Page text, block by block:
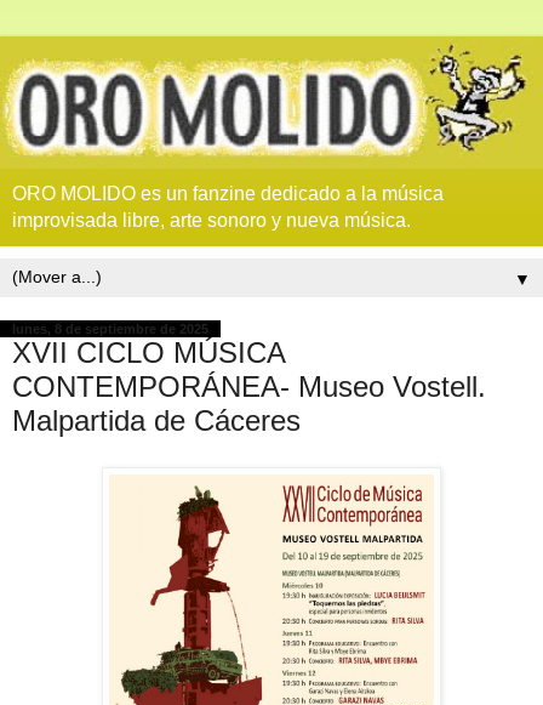
ORO MOLIDO es un fanzine dedicado a la música
improvisada libre, arte sonoro y nueva música.
▼
lunes, 8 de septiembre de 2025
XVII CICLO MÚSICA
CONTEMPORÁNEA- Museo Vostell.
Malpartida de Cáceres